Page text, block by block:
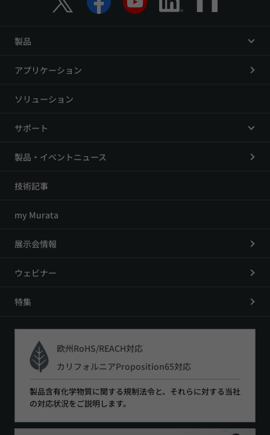
製品
アプリケーション
ソリューション
サポート
製品・イベントニュース
技術記事
my Murata
展示会情報
ウェビナー
特集
欧州RoHS/REACH対応
カリフォルニアProposition65対応
製品含有化学物質に関する規制法令と、それらに対する当社
の対応状況をご説明します。